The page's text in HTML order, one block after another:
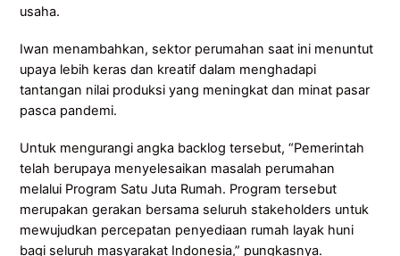
usaha.
Iwan menambahkan, sektor perumahan saat ini menuntut
upaya lebih keras dan kreatif dalam menghadapi
tantangan nilai produksi yang meningkat dan minat pasar
pasca pandemi.
Untuk mengurangi angka backlog tersebut, “Pemerintah
telah berupaya menyelesaikan masalah perumahan
melalui Program Satu Juta Rumah. Program tersebut
merupakan gerakan bersama seluruh stakeholders untuk
mewujudkan percepatan penyediaan rumah layak huni
bagi seluruh masyarakat Indonesia,” pungkasnya.